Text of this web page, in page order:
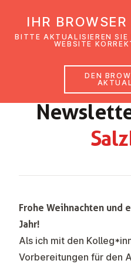
WEIHNACHTEN &
Frohe Weihnachten und
Jahr!
Als ich mit den
Vorbereitungen für den
IHR
BITTE AKTUALISIEREN SIE
WEBSITE
DEN